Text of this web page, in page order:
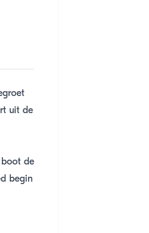
uit de
de
begin